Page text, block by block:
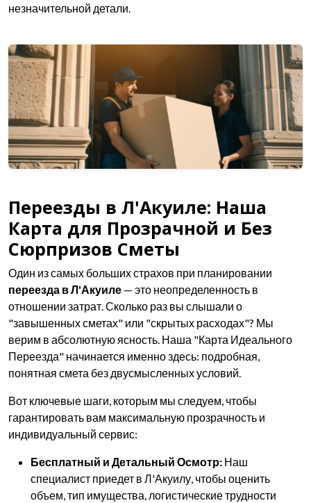
незначительной детали.
Переезды в Л'Акуиле: Наша
Карта для Прозрачной и Без
Сюрпризов Сметы
Один из самых больших страхов при планировании
переезда в Л'Акуиле — это неопределенность в
отношении затрат. Сколько раз вы слышали о
"завышенных сметах" или "скрытых расходах"? Мы
верим в абсолютную ясность. Наша "Карта Идеального
Переезда" начинается именно здесь: подробная,
понятная смета без двусмысленных условий.
Вот ключевые шаги, которым мы следуем, чтобы
гарантировать вам максимальную прозрачность и
индивидуальный сервис:
Бесплатный и Детальный Осмотр: Наш
специалист приедет в Л'Акуилу, чтобы оценить
объем, тип имущества, логистические трудности